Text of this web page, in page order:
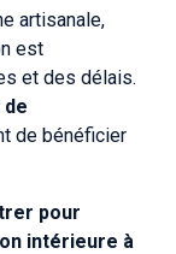
artisanale,
est
et des délais.
de
de bénéficier
pour
intérieure à